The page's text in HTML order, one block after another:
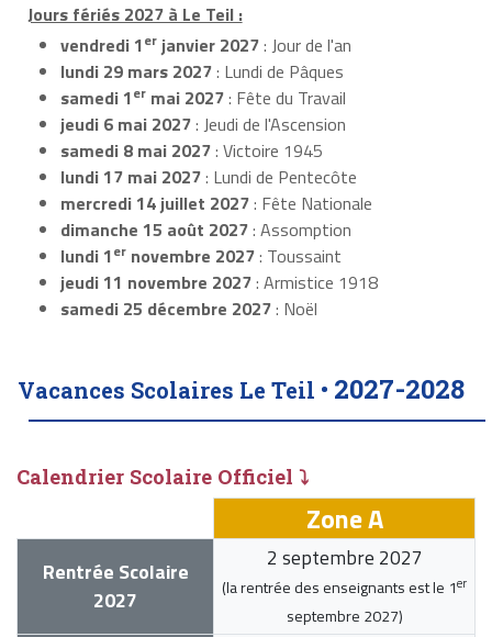
Jours fériés 2027 à Le Teil :
vendredi 1er janvier 2027: Jour de l'an
lundi 29 mars 2027: Lundi de Pâques
samedi 1er mai 2027: Fête du Travail
jeudi 6 mai 2027: Jeudi de l'Ascension
samedi 8 mai 2027: Victoire 1945
lundi 17 mai 2027: Lundi de Pentecôte
mercredi 14 juillet 2027: Fête Nationale
dimanche 15 août 2027: Assomption
lundi 1er novembre 2027: Toussaint
jeudi 11 novembre 2027: Armistice 1918
samedi 25 décembre 2027: Noël
Vacances Scolaires Le Teil • 2027-2028
Calendrier Scolaire Officiel ⤵
Zone A
Rentrée Scolaire
2027
2 septembre 2027
(la rentrée des enseignants est le 1er
septembre 2027)